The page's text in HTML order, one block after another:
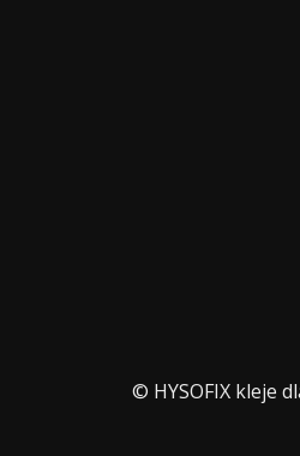
© HYSOFIX kleje